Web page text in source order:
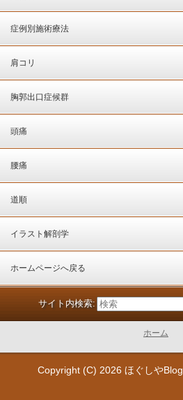
症例別施術療法
肩コリ
胸郭出口症候群
頭痛
腰痛
道順
イラスト解剖学
ホームページへ戻る
サイト内検索:
ホーム
Copyright (C) 2026 ほぐしやBlog